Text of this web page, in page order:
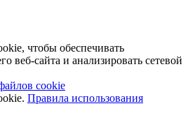
чтобы обеспечивать
веб-сайта и анализировать сетевой
cookie
Правила использования